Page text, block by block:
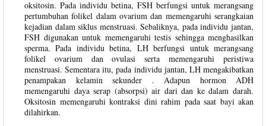
oksitosin. Pada individu betina, FSH berfungsi untuk merangsang
pertumbuhan folikel dalam ovarium dan memengaruhi serangkaian
kejadian dalam siklus menstruasi. Sebaliknya, pada individu jantan,
FSH digunakan untuk memengaruhi testis sehingga menghasilkan
sperma. Pada individu betina, LH berfungsi untuk merangsang
folikel ovarium dan ovulasi serta memengaruhi peristiwa
menstruasi. Sementara itu, pada individu jantan, LH mengakibatkan
penampakan kelamin sekunder . Adapun hormon ADH
memengaruhi daya serap (absorpsi) air dari dan ke dalam darah.
Oksitosin memengaruhi kontraksi dini rahim pada saat bayi akan
dilahirkan.